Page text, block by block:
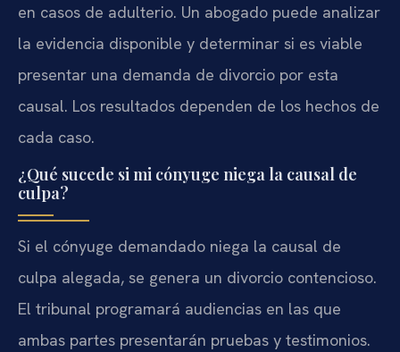
en casos de adulterio. Un abogado puede analizar
la evidencia disponible y determinar si es viable
presentar una demanda de divorcio por esta
causal. Los resultados dependen de los hechos de
cada caso.
¿Qué sucede si mi cónyuge niega la causal de
culpa?
Si el cónyuge demandado niega la causal de
culpa alegada, se genera un divorcio contencioso.
El tribunal programará audiencias en las que
ambas partes presentarán pruebas y testimonios.